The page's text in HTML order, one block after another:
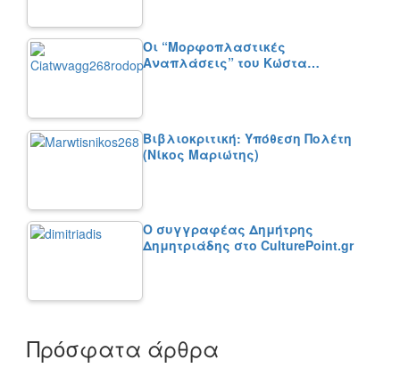
Οι “Μορφοπλαστικές
Αναπλάσεις” του Κώστα…
Βιβλιοκριτική: Υπόθεση Πολέτη
(Νίκος Μαριώτης)
Ο συγγραφέας Δημήτρης
Δημητριάδης στο CulturePoint.gr
Πρόσφατα άρθρα